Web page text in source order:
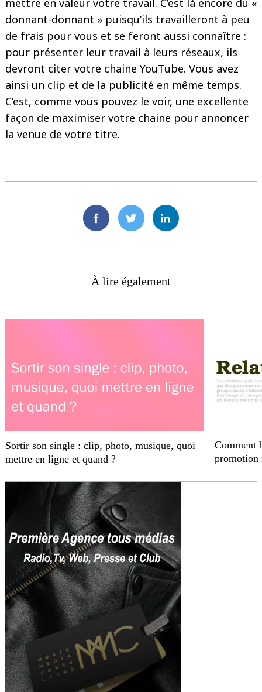
mettre en valeur votre travail. C’est là encore du «
donnant-donnant » puisqu’ils travailleront à peu
de frais pour vous et se feront aussi connaître :
pour présenter leur travail à leurs réseaux, ils
devront citer votre chaine YouTube. Vous avez
ainsi un clip et de la publicité en même temps.
C’est, comme vous pouvez le voir, une excellente
façon de maximiser votre chaine pour annoncer
la venue de votre titre.
FacebookTwitterLinkedin
À lire également
Sortir son single : clip, photo, musique, quoi
mettre en ligne et quand ?
Comment
promotion